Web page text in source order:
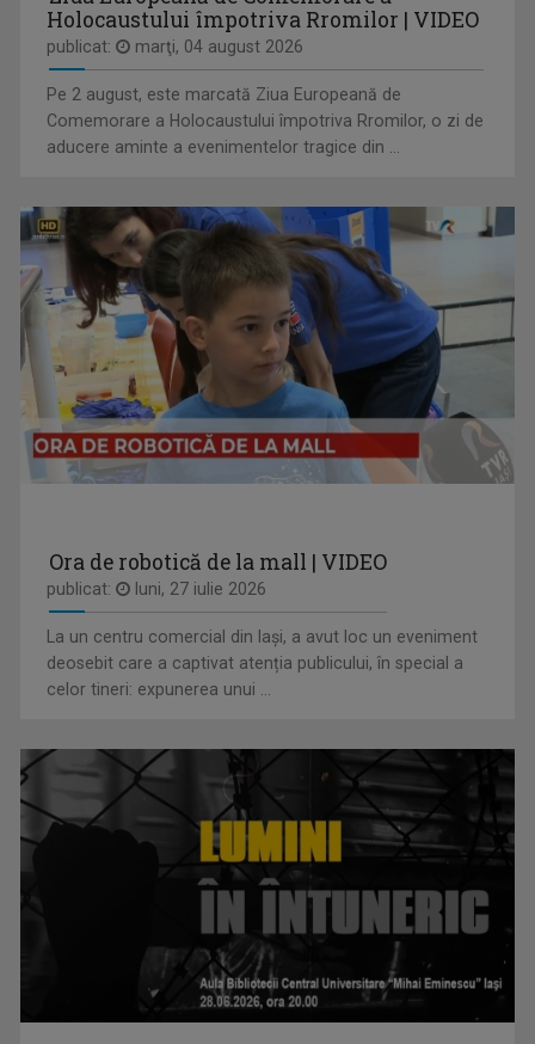
ENERGIA Z
„Energia Z” evocă dinamismul tinerilor care, ...
CĂLĂTORIE CU GUST
O călătorie culinară ce ne conectează cu ...
Eseu cinematografic. Propune o viziune ...
LAURA LUCESCU
Nu împlinise 20 de ani când a început să vadă ...
SERGIU CIOCOIU
Emisiunile care îi poartă amprenta se numesc ...
Din 2022 a revenit la TVR Iaşi unde realizează ...
Holocaustului împotriva Rromilor | VIDEO
publicat: marţi, 04 august 2026
Pe 2 august, este marcată Ziua Europeană de
Comemorare a Holocaustului împotriva Rromilor, o zi de
aducere aminte a evenimentelor tragice din ...
Ora de robotică de la mall | VIDEO
publicat: luni, 27 iulie 2026
La un centru comercial din Iași, a avut loc un eveniment
deosebit care a captivat atenția publicului, în special a
celor tineri: expunerea unui ...